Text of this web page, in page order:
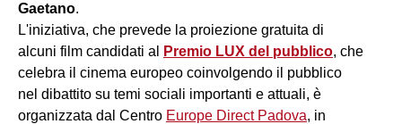
Gaetano.
L'iniziativa, che prevede la proiezione gratuita di
alcuni film candidati al
Premio LUX del pubblico, che
celebra il cinema europeo coinvolgendo il pubblico
nel dibattito su temi sociali importanti e attuali, è
organizzata dal Centro Europe Direct Padova, in